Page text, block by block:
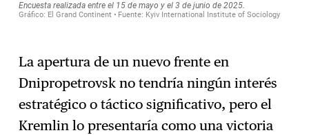
La apertura de un nuevo frente en
Dnipropetrovsk no tendría ningún interés
estratégico o táctico significativo, pero el
Kremlin lo presentaría como una victoria